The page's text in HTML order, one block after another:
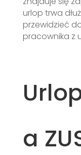
urlop trwa
przewidzieć
pracownika z
a